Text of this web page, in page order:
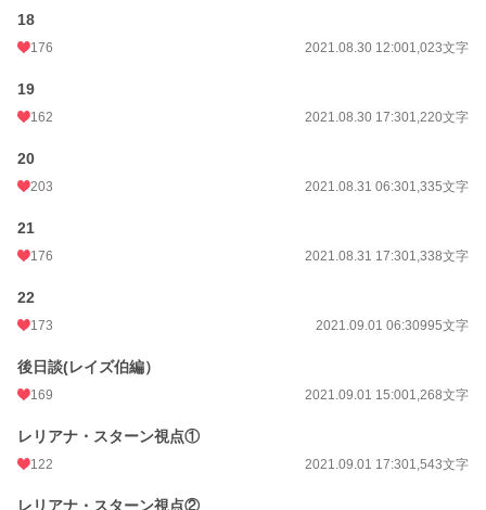
18
176 2021.08.30 12:001,023文字
19
162 2021.08.30 17:301,220文字
20
203 2021.08.31 06:301,335文字
21
176 2021.08.31 17:301,338文字
22
173 2021.09.01 06:30995文字
後日談(レイズ伯編）
169 2021.09.01 15:001,268文字
レリアナ・スターン視点①
122 2021.09.01 17:301,543文字
レリアナ・スターン視点②